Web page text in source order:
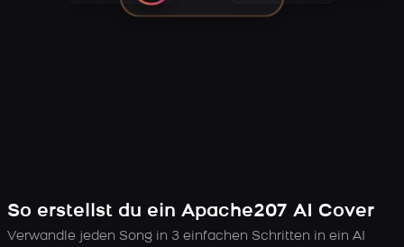
So erstellst du ein Apache207 AI Cover
Verwandle jeden Song in 3 einfachen Schritten in ein AI